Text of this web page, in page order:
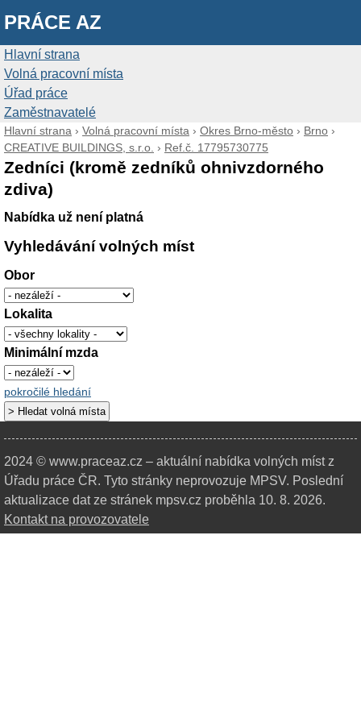
PRÁCE AZ
Hlavní strana
Volná pracovní místa
Úřad práce
Zaměstnavatelé
Hlavní strana › Volná pracovní místa › Okres Brno-město › Brno ›
CREATIVE BUILDINGS, s.r.o. › Ref.č. 17795730775
Zedníci (kromě zedníků ohnivzdorného
zdiva)
Nabídka už není platná
Vyhledávání volných míst
Obor
Lokalita
Minimální mzda
pokročilé hledání
2024 © www.praceaz.cz – aktuální nabídka volných míst z
Úřadu práce ČR. Tyto stránky neprovozuje MPSV. Poslední
aktualizace dat ze stránek mpsv.cz proběhla 10. 8. 2026.
Kontakt na provozovatele